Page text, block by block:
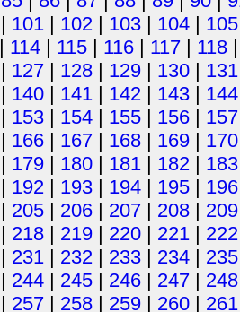
| 101 | 102 | 103 | 104 | 105
| 114 | 115 | 116 | 117 | 118
| 127 | 128 | 129 | 130 | 131
| 140 | 141 | 142 | 143 | 144
| 153 | 154 | 155 | 156 | 157
| 166 | 167 | 168 | 169 | 170
| 179 | 180 | 181 | 182 | 183
| 192 | 193 | 194 | 195 | 196
| 205 | 206 | 207 | 208 | 209
| 218 | 219 | 220 | 221 | 222
| 231 | 232 | 233 | 234 | 235
| 244 | 245 | 246 | 247 | 248
| 257 | 258 | 259 | 260 | 261